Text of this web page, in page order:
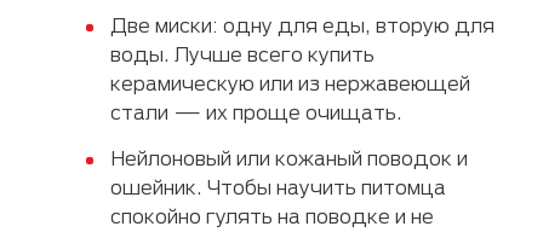
Две миски: одну для еды, вторую для
воды. Лучше всего купить
керамическую или из нержавеющей
стали — их проще очищать.
Нейлоновый или кожаный поводок и
ошейник. Чтобы научить питомца
спокойно гулять на поводке и не